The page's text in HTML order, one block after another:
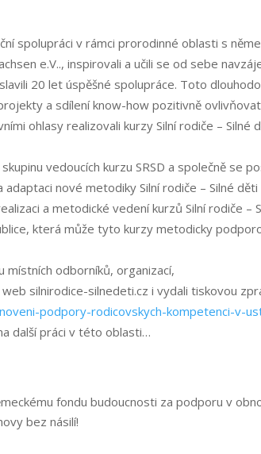
spolupráci v rámci prorodinné oblasti s
e.V.., inspirovali a učili se od sebe
20 let úspěšné spolupráce. Toto
a sdílení know-how pozitivně
ohlasy realizovali kurzy Silní rodiče –
vedoucích kurzu SRSD a společně se
adaptaci nové metodiky Silní rodiče – Silné
a metodické vedení kurzů Silní rodiče –
která může tyto kurzy metodicky
místních odborníků, organizací,
silnirodice-silnedeti.cz i vydali tiskovou
podpory-rodicovskych-kompetenci-v-
další práci v této oblasti…
fondu budoucnosti za podporu v
bez násilí!